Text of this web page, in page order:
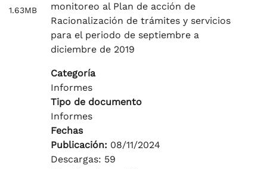
1.63MB
monitoreo al Plan de acción de
Racionalización de trámites y servicios
para el periodo de septiembre a
diciembre de 2019
Categoría
Informes
Tipo de documento
Informes
Fechas
Publicación: 08/11/2024
Descargas: 59